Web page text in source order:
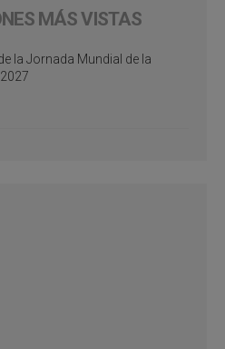
MÁS VISTAS
la Jornada Mundial de la